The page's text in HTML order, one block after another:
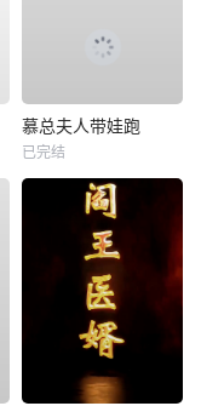
慕总夫人带娃跑
已完结